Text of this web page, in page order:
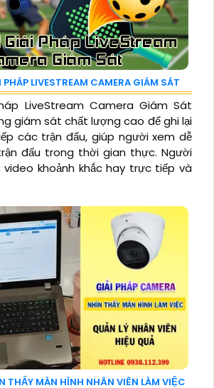
PHÁP LIVESTREAM CAMERA GIÁM SÁT
LiveStream Camera Giám Sát
giám sát chất lượng cao để ghi lại
các trận đấu, giúp người xem dễ
đấu trong thời gian thực. Người
khoảnh khắc hay trực tiếp và
THẤY MÀN HÌNH NHÂN VIÊN LÀM VIỆC